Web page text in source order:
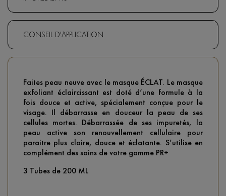
CONSEIL D'APPLICATION
Faites peau neuve avec le masque ÉCLAT. Le masque
exfoliant éclaircissant est doté d’une formule à la
fois douce et active, spécialement conçue pour le
visage. Il débarrasse en douceur la peau de ses
cellules mortes. Débarrassée de ses impuretés, la
peau active son renouvellement cellulaire pour
paraitre plus claire, douce et éclatante. S’utilise en
complément des soins de votre gamme PR+
3 Tubes de 200 ML